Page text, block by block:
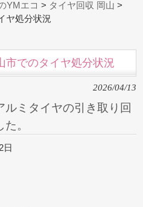
YMエコ > タイヤ回収 岡山 >
ヤ処分状況
市でのタイヤ処分状況
2026/04/13
ミタイヤの引き取り回
。
日